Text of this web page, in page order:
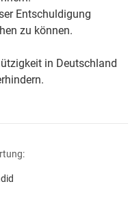
Entschuldigung
zu können.
in Deutschland